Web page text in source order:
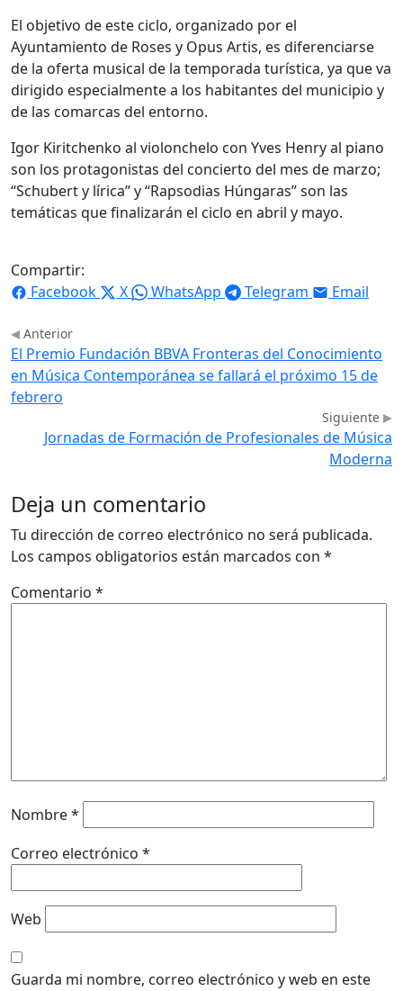
El objetivo de este ciclo, organizado por el
Ayuntamiento de Roses y Opus Artis, es diferenciarse
de la oferta musical de la temporada turística, ya que va
dirigido especialmente a los habitantes del municipio y
de las comarcas del entorno.
Igor Kiritchenko al violonchelo con Yves Henry al piano
son los protagonistas del concierto del mes de marzo;
“Schubert y lírica” y “Rapsodias Húngaras” son las
temáticas que finalizarán el ciclo en abril y mayo.
Compartir:
Facebook
X WhatsApp Telegram Email
Anterior
El Premio Fundación BBVA Fronteras del Conocimiento
en Música Contemporánea se fallará el próximo 15 de
febrero
Siguiente
Jornadas de Formación de Profesionales de Música
Moderna
Deja un comentario
Tu dirección de correo electrónico no será publicada.
Los campos obligatorios están marcados con *
Comentario *
Nombre*
Correo electrónico *
Web
Guarda mi nombre, correo electrónico y web en este